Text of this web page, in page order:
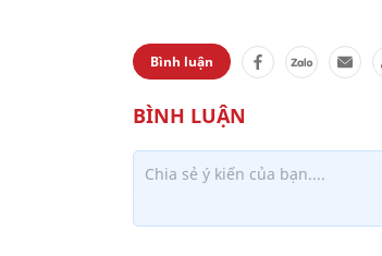
Bình luận